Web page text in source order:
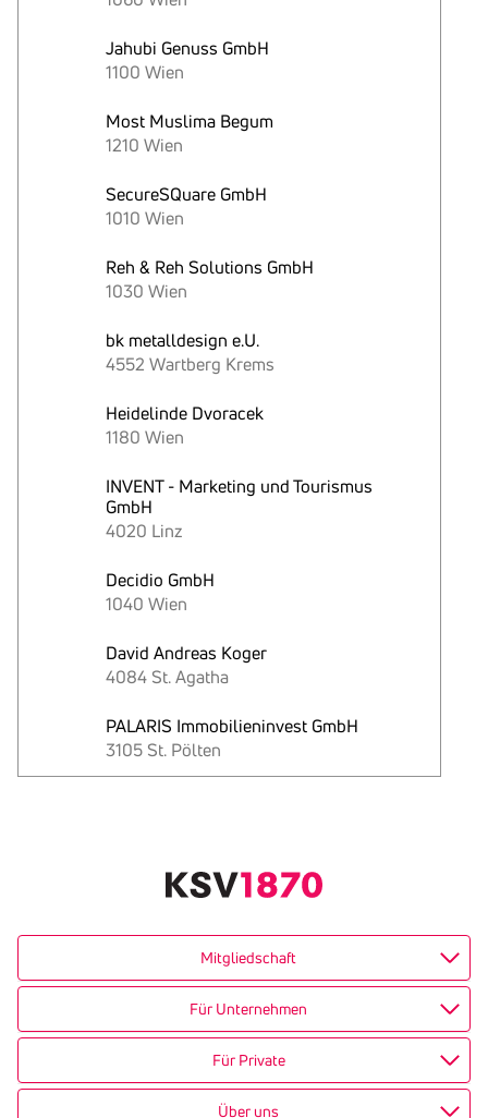
Jahubi Genuss GmbH
1100 Wien
Most Muslima Begum
1210 Wien
SecureSQuare GmbH
1010 Wien
Reh & Reh Solutions GmbH
1030 Wien
bk metalldesign e.U.
4552 Wartberg Krems
Heidelinde Dvoracek
1180 Wien
INVENT - Marketing und Tourismus
GmbH
4020 Linz
Decidio GmbH
1040 Wien
David Andreas Koger
4084 St. Agatha
PALARIS Immobilieninvest GmbH
3105 St. Pölten
Mitgliedschaft
Für Unternehmen
Für Private
Über uns